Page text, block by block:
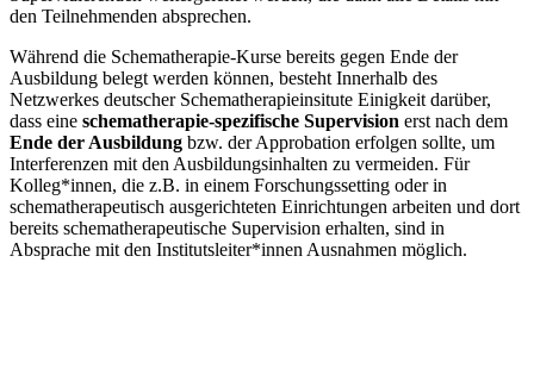
den Teilnehmenden absprechen.
Während die Schematherapie-Kurse bereits gegen Ende der
Ausbildung belegt werden können, besteht Innerhalb des
Netzwerkes deutscher Schematherapieinsitute Einigkeit darüber,
dass eine schematherapie-spezifische Supervision erst nach dem
Ende der Ausbildung bzw. der Approbation erfolgen sollte, um
Interferenzen mit den Ausbildungsinhalten zu vermeiden. Für
Kolleg*innen, die z.B. in einem Forschungssetting oder in
schematherapeutisch ausgerichteten Einrichtungen arbeiten und dort
bereits schematherapeutische Supervision erhalten, sind in
Absprache mit den Institutsleiter*innen Ausnahmen möglich.